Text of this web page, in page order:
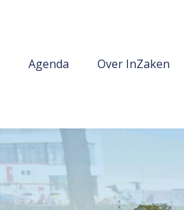
Agenda Over InZaken